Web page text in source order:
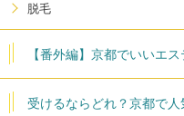
脱毛
【番外編】京都でいいエ
受けるならどれ？京都で